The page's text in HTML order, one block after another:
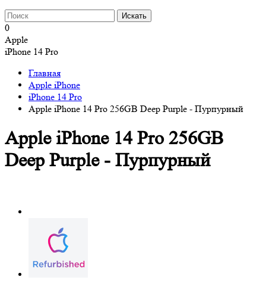
0
Apple
iPhone 14 Pro
Главная
Apple iPhone
iPhone 14 Pro
Apple iPhone 14 Pro 256GB Deep Purple - Пурпурный
Apple iPhone 14 Pro 256GB
Deep Purple - Пурпурный